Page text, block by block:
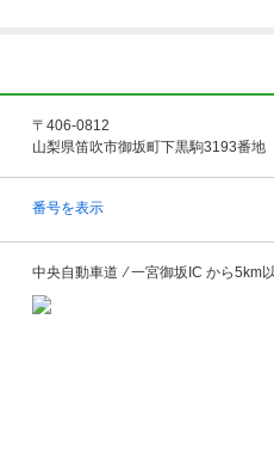
〒406-0812
山梨県笛吹市御坂町下黒駒3193番地
番号を表示
中央自動車道 ⁄ 一宮御坂IC から5km